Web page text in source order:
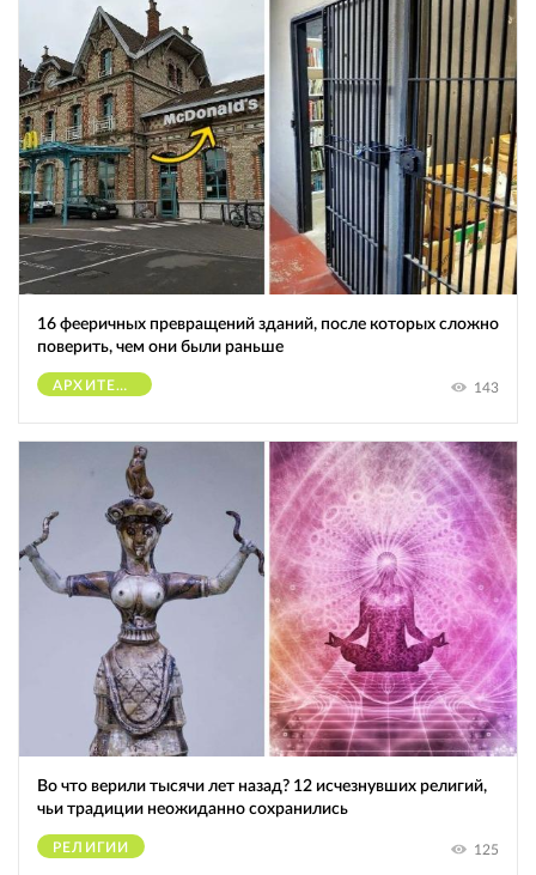
16 фееричных превращений зданий, после которых сложно
поверить, чем они были раньше
АРХИТЕКТУРА 143
Во что верили тысячи лет назад? 12 исчезнувших религий,
чьи традиции неожиданно сохранились
РЕЛИГИИ 125